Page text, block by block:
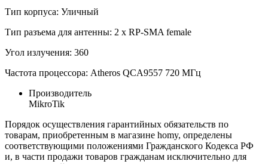
Тип корпуса: Уличный
Тип разъема для антенны: 2 x RP-SMA female
Угол излучения: 360
Частота процессора: Atheros QCA9557 720 МГц
Производитель
MikroTik
Порядок осуществления гарантийных обязательств по
товарам, приобретенным в магазине homy, определены
соответствующими положениями Гражданского Кодекса РФ
и, в части продажи товаров гражданам исключительно для